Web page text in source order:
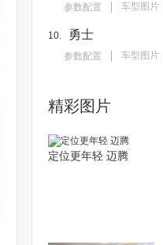
参数配置 车型图片
10. 勇士
参数配置 车型图片
精彩图片
定位更年轻 迈腾